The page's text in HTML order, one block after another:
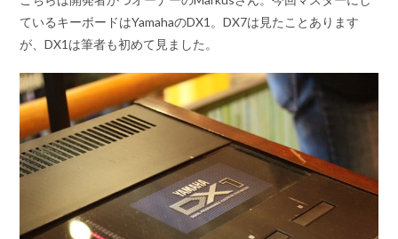
ているキーボードはYamahaのDX1。DX7は見たことあります
が、DX1は筆者も初めて見ました。